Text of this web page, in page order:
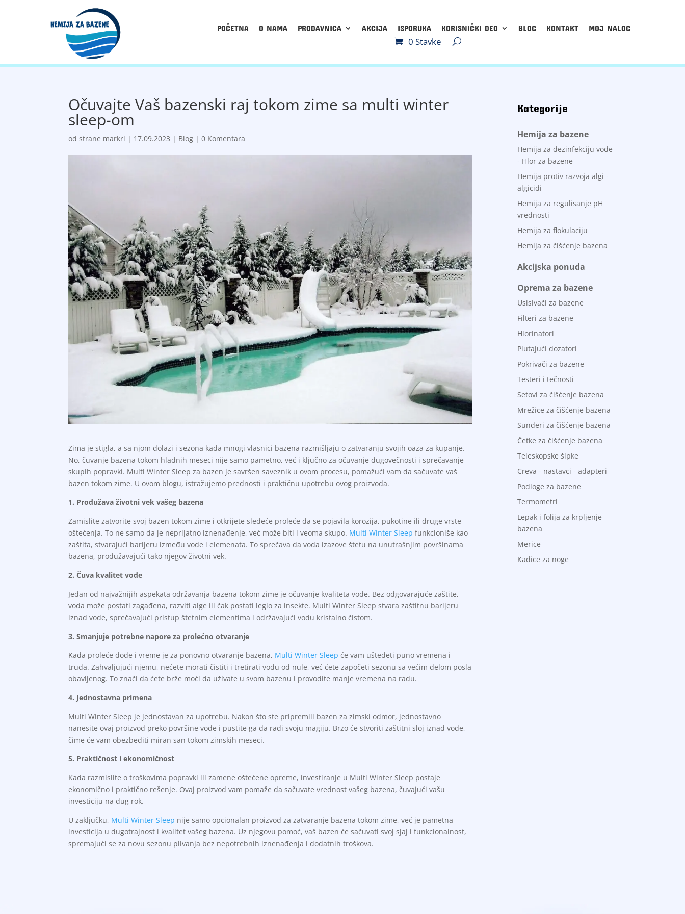
POČETNA O NAMA PRODAVNICA AKCIJA ISPORUKA KORISNIČKI DEO BLOG KONTAKT MOJ NALOG
0 Stavke
Očuvajte Vaš bazenski raj tokom zime sa multi winter
sleep-om
od strane markri | 17.09.2023 | Blog |0 Komentara
Zima je stigla, a sa njom dolazi i sezona kada mnogi vlasnici bazena razmišljaju o zatvaranju svojih oaza za kupanje.
No, čuvanje bazena tokom hladnih meseci nije samo pametno, već i ključno za očuvanje dugovečnosti i sprečavanje
skupih popravki. Multi Winter Sleep za bazen je savršen saveznik u ovom procesu, pomažući vam da sačuvate vaš
bazen tokom zime. U ovom blogu, istražujemo prednosti i praktičnu upotrebu ovog proizvoda.
1. Produžava životni vek vašeg bazena
Zamislite zatvorite svoj bazen tokom zime i otkrijete sledeće proleće da se pojavila korozija, pukotine ili druge vrste
oštećenja. To ne samo da je neprijatno iznenađenje, već može biti i veoma skupo. Multi Winter Sleep funkcioniše kao
zaštita, stvarajući barijeru između vode i elemenata. To sprečava da voda izazove štetu na unutrašnjim površinama
bazena, produžavajući tako njegov životni vek.
2. Čuva kvalitet vode
Jedan od najvažnijih aspekata održavanja bazena tokom zime je očuvanje kvaliteta vode. Bez odgovarajuće zaštite,
voda može postati zagađena, razviti alge ili čak postati leglo za insekte. Multi Winter Sleep stvara zaštitnu barijeru
iznad vode, sprečavajući pristup štetnim elementima i održavajući vodu kristalno čistom.
3. Smanjuje potrebne napore za prolećno otvaranje
Kada proleće dođe i vreme je za ponovno otvaranje bazena, Multi Winter Sleep će vam uštedeti puno vremena i
truda. Zahvaljujući njemu, nećete morati čistiti i tretirati vodu od nule, već ćete započeti sezonu sa većim delom posla
obavljenog. To znači da ćete brže moći da uživate u svom bazenu i provodite manje vremena na radu.
4. Jednostavna primena
Multi Winter Sleep je jednostavan za upotrebu. Nakon što ste pripremili bazen za zimski odmor, jednostavno
nanesite ovaj proizvod preko površine vode i pustite ga da radi svoju magiju. Brzo će stvoriti zaštitni sloj iznad vode,
čime će vam obezbediti miran san tokom zimskih meseci.
5. Praktičnost i ekonomičnost
Kada razmislite o troškovima popravki ili zamene oštećene opreme, investiranje u Multi Winter Sleep postaje
ekonomično i praktično rešenje. Ovaj proizvod vam pomaže da sačuvate vrednost vašeg bazena, čuvajući vašu
investiciju na dug rok.
U zaključku, Multi Winter Sleep nije samo opcionalan proizvod za zatvaranje bazena tokom zime, već je pametna
investicija u dugotrajnost i kvalitet vašeg bazena. Uz njegovu pomoć, vaš bazen će sačuvati svoj sjaj i funkcionalnost,
spremajući se za novu sezonu plivanja bez nepotrebnih iznenađenja i dodatnih troškova.
Kategorije
Hemija za bazene
Hemija za dezinfekciju vode
- Hlor za bazene
Hemija protiv razvoja algi -
algicidi
Hemija za regulisanje pH
vrednosti
Hemija za flokulaciju
Hemija za čišćenje bazena
Akcijska ponuda
Oprema za bazene
Usisivači za bazene
Filteri za bazene
Hlorinatori
Plutajući dozatori
Pokrivači za bazene
Testeri i tečnosti
Setovi za čišćenje bazena
Mrežice za čišćenje bazena
Sunđeri za čišćenje bazena
Četke za čišćenje bazena
Teleskopske šipke
Creva - nastavci - adapteri
Podloge za bazene
Termometri
Lepak i folija za krpljenje
bazena
Merice
Kadice za noge